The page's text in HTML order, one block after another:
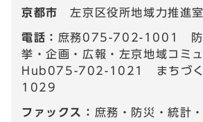
京都市左京区役所地域力推進室
電話： 庶務075-702-1001 防
挙・企画・広報・左京地域コミ
Hub075-702-1021 まちづ
1029
ファックス： 庶務・防災・統計